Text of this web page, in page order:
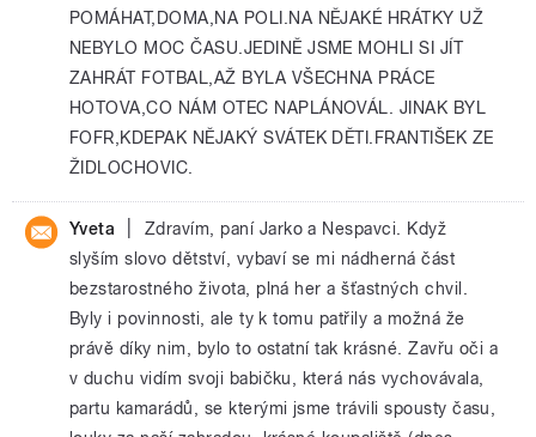
POMÁHAT,DOMA,NA POLI.NA NĚJAKÉ HRÁTKY UŽ
NEBYLO MOC ČASU.JEDINĚ JSME MOHLI SI JÍT
ZAHRÁT FOTBAL,AŽ BYLA VŠECHNA PRÁCE
HOTOVA,CO NÁM OTEC NAPLÁNOVÁL. JINAK BYL
FOFR,KDEPAK NĚJAKÝ SVÁTEK DĚTI.FRANTIŠEK ZE
ŽIDLOCHOVIC.
Yveta
Zdravím, paní Jarko a Nespavci. Když
slyším slovo dětství, vybaví se mi nádherná část
bezstarostného života, plná her a šťastných chvil.
Byly i povinnosti, ale ty k tomu patřily a možná že
právě díky nim, bylo to ostatní tak krásné. Zavřu oči a
v duchu vidím svoji babičku, která nás vychovávala,
partu kamarádů, se kterými jsme trávili spousty času,